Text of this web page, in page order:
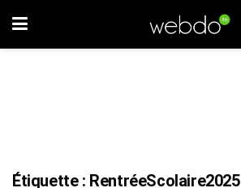
Étiquette : RentréeScolaire2025